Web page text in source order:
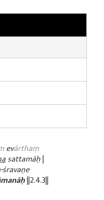
evārthaṃ
sattamāḥ|
||2.4.3||